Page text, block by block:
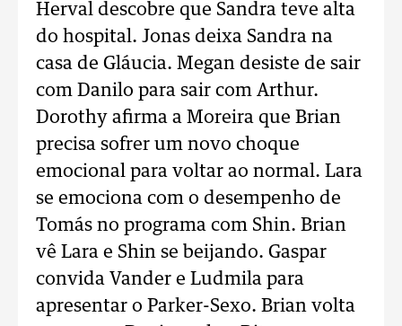
Herval descobre que Sandra teve alta
do hospital. Jonas deixa Sandra na
casa de Gláucia. Megan desiste de sair
com Danilo para sair com Arthur.
Dorothy afirma a Moreira que Brian
precisa sofrer um novo choque
emocional para voltar ao normal. Lara
se emociona com o desempenho de
Tomás no programa com Shin. Brian
vê Lara e Shin se beijando. Gaspar
convida Vander e Ludmila para
apresentar o Parker-Sexo. Brian volta